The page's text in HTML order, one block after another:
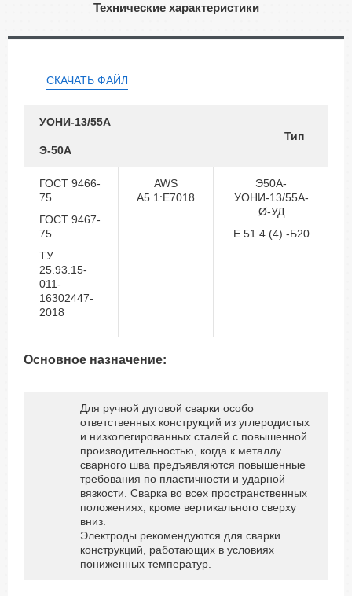
Технические характеристики
СКАЧАТЬ ФАЙЛ
УОНИ-13/55А
Тип
Э-50А
ГОСТ 9466-
75
ГОСТ 9467-
75
ТУ
25.93.15-
011-
16302447-
2018
AWS
A5.1:E7018
Э50А-
УОНИ-13/55А-
Ø-УД
Е 51 4 (4) -Б20
Основное назначение:
Для ручной дуговой сварки особо
ответственных конструкций из углеродистых
и низколегированных сталей с повышенной
производительностью, когда к металлу
сварного шва предъявляются повышенные
требования по пластичности и ударной
вязкости. Сварка во всех пространственных
положениях, кроме вертикального сверху
вниз.
Электроды рекомендуются для сварки
конструкций, работающих в условиях
пониженных температур.